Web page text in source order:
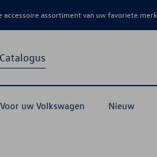
accessoire assortiment van uw favoriete
Catalogus
Voor uw Volkswagen Nieuw